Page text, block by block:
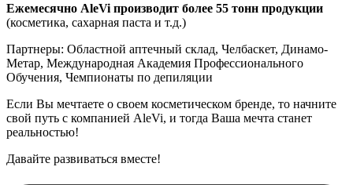
Ежемесячно AleVi производит более 55 тонн продукции
(косметика, сахарная паста и т.д.)
Партнеры: Областной аптечный склад, Челбаскет, Динамо-
Метар, Международная Академия Профессионального
Обучения, Чемпионаты по депиляции
Если Вы мечтаете о своем косметическом бренде, то начните
свой путь с компанией AleVi, и тогда Ваша мечта станет
реальностью!
Давайте развиваться вместе!